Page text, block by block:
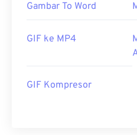
Gambar To Word
GIF ke MP4
GIF Kompresor